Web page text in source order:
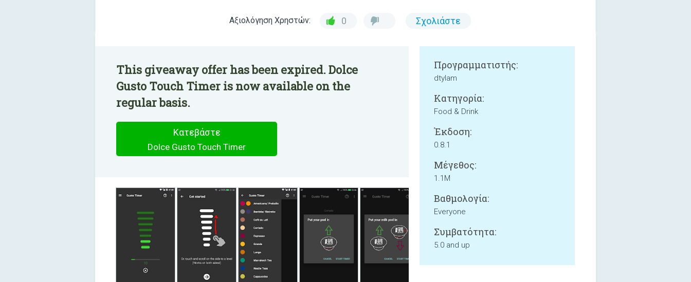
Αξιολόγηση Χρηστών: 0 Σχολιάστε
This giveaway offer has been expired. Dolce
Gusto Touch Timer is now available on the
regular basis.
Κατεβάστε
Dolce Gusto Touch Timer
Προγραμματιστής:
dtylam
Κατηγορία:
Food & Drink
Έκδοση:
0.8.1
Μέγεθος:
1.1M
Βαθμολογία:
Everyone
Συμβατότητα:
5.0 and up